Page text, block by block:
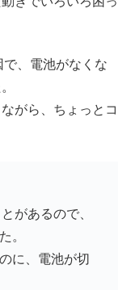
、電池がなくな
がら、ちょっとコ
があるので、
。
に、電池が切